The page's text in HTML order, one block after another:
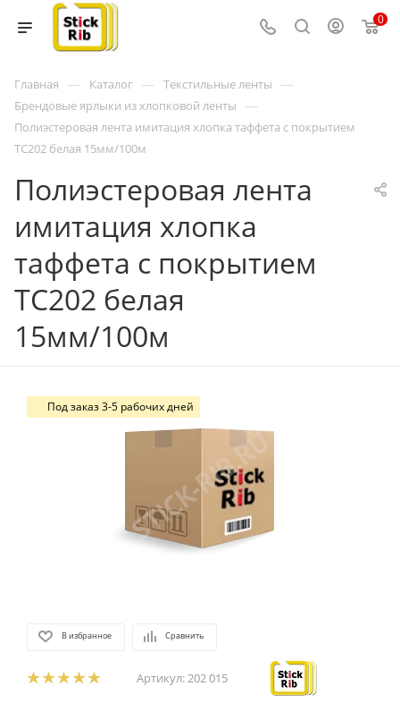
0
Главная — Каталог — Текстильные ленты —
Брендовые ярлыки из хлопковой ленты —
Полиэстеровая лента имитация хлопка таффета с покрытием
TC202 белая 15мм/100м
Полиэстеровая лента
имитация хлопка
таффета с покрытием
TC202 белая
15мм/100м
Под заказ 3-5 рабочих дней
В избранное Сравнить
Артикул:202 015